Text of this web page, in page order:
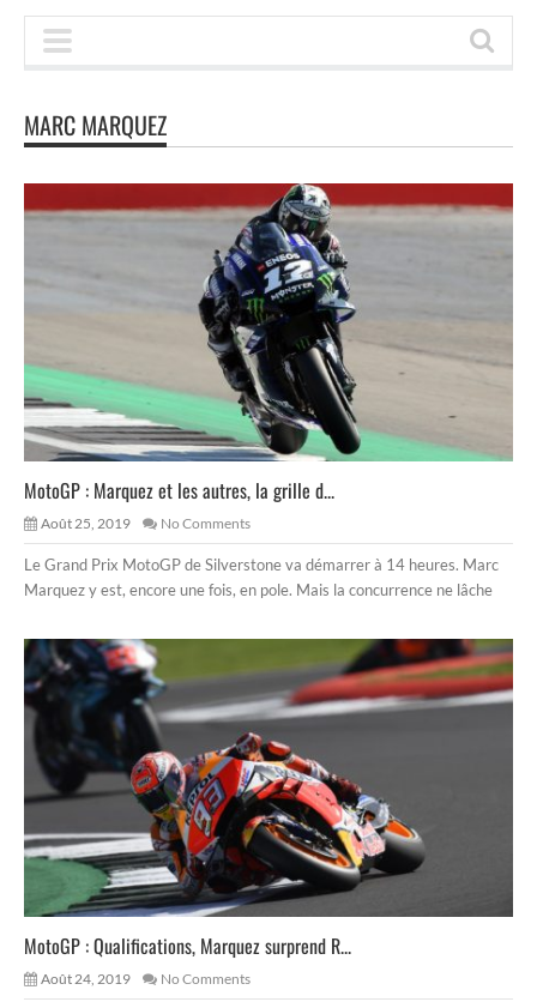
MARC MARQUEZ
MotoGP : Marquez et les autres, la grille d...
Août 25, 2019 No Comments
Le Grand Prix MotoGP de Silverstone va démarrer à 14 heures. Marc
Marquez y est, encore une fois, en pole. Mais la concurrence ne lâche
MotoGP : Qualifications, Marquez surprend R...
Août 24, 2019 No Comments